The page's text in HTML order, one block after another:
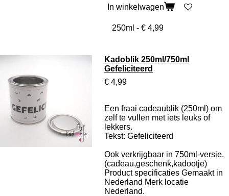
In winkelwagen
Kadoblik 250ml/750ml
Gefeliciteerd
€ 4,99
Een fraai cadeaublik (250ml) om
zelf te vullen met iets leuks of
lekkers.
Tekst: Gefeliciteerd
Ook verkrijgbaar in 750ml-versie.
(cadeau,geschenk,kadootje)
Product specificaties Gemaakt in
Nederland Merk locatie
Nederland.